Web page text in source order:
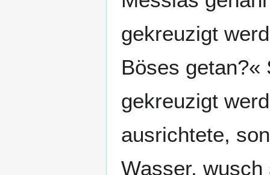
gekreuzigt
Böses getan?«
gekreuzigt
ausrichtete,
Wasser,